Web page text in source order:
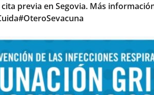
previa en Segovia. Más